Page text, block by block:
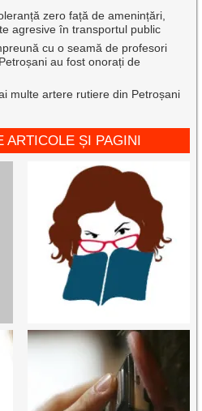
zero față de amenințări,
agresive în transportul public
cu o seamă de profesori
au fost onorați de
multe artere rutiere din Petroșani
ARTICOLE ȘI PAGINI